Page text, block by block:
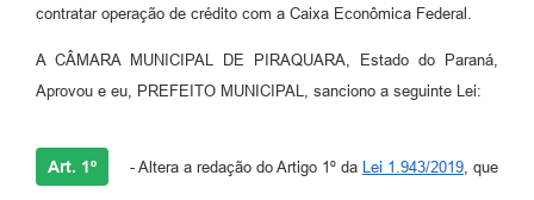
contratar operação de crédito com a Caixa Econômica Federal.
A CÂMARA MUNICIPAL DE PIRAQUARA, Estado do Paraná,
Aprovou e eu, PREFEITO MUNICIPAL, sanciono a seguinte Lei:
Art. 1º - Altera a redação do Artigo 1º da Lei 1.943/2019, que